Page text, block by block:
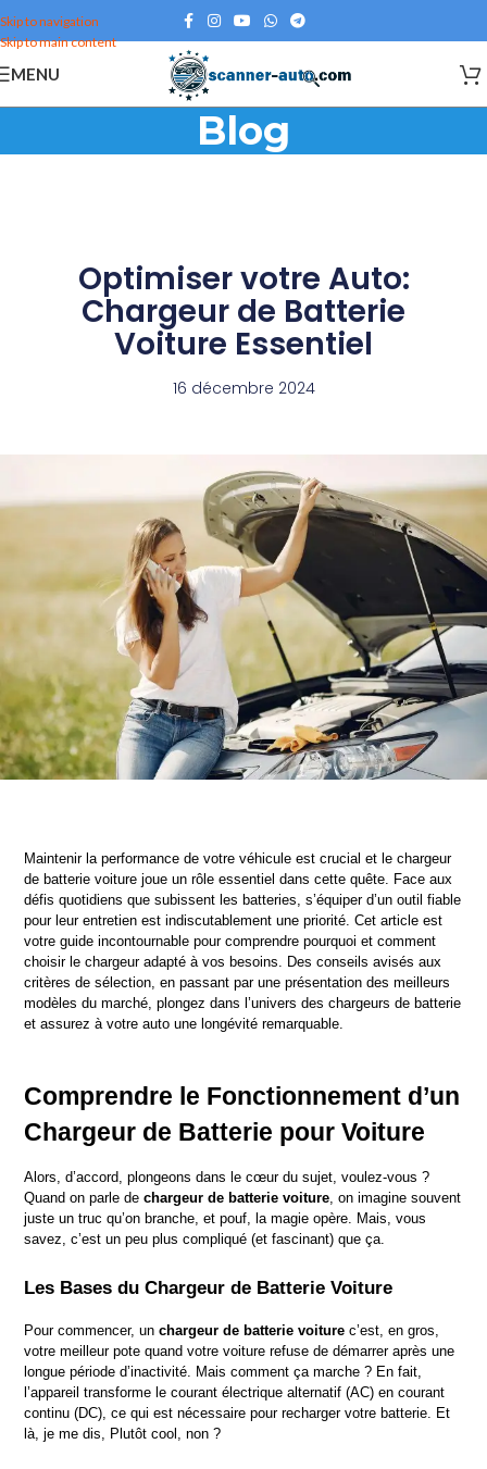
Skip to navigation
Skip to main content
MENU
Blog
Optimiser votre Auto:
Chargeur de Batterie
Voiture Essentiel
16 décembre 2024
Maintenir la performance de votre véhicule est crucial et le chargeur
de batterie voiture joue un rôle essentiel dans cette quête. Face aux
défis quotidiens que subissent les batteries, s’équiper d’un outil fiable
pour leur entretien est indiscutablement une priorité. Cet article est
votre guide incontournable pour comprendre pourquoi et comment
choisir le chargeur adapté à vos besoins. Des conseils avisés aux
critères de sélection, en passant par une présentation des meilleurs
modèles du marché, plongez dans l’univers des chargeurs de batterie
et assurez à votre auto une longévité remarquable.
Comprendre le Fonctionnement d’un
Chargeur de Batterie pour Voiture
Alors, d’accord, plongeons dans le cœur du sujet, voulez-vous ?
Quand on parle de chargeur de batterie voiture, on imagine souvent
juste un truc qu’on branche, et pouf, la magie opère. Mais, vous
savez, c’est un peu plus compliqué (et fascinant) que ça.
Les Bases du Chargeur de Batterie Voiture
Pour commencer, un chargeur de batterie voiture c’est, en gros,
votre meilleur pote quand votre voiture refuse de démarrer après une
longue période d’inactivité. Mais comment ça marche ? En fait,
l’appareil transforme le courant électrique alternatif (AC) en courant
continu (DC), ce qui est nécessaire pour recharger votre batterie. Et
là, je me dis, Plutôt cool, non ?